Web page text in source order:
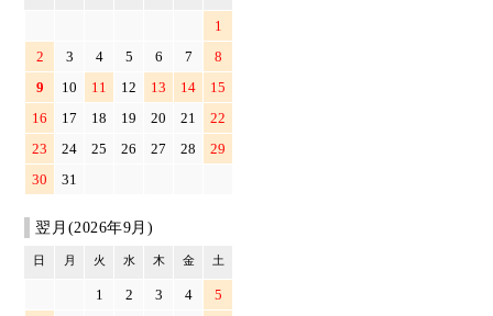
1
2
3 4 5 6 7
8
9
10 11 12 13 14
15
16
17 18 19 20 21
22
23
24 25 26 27 28
29
30
31
翌月(2026年9月)
日 月 火 水 木 金 土
1 2 3 4
5